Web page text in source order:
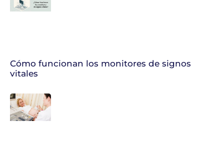
Cómo funcionan los monitores de signos
vitales